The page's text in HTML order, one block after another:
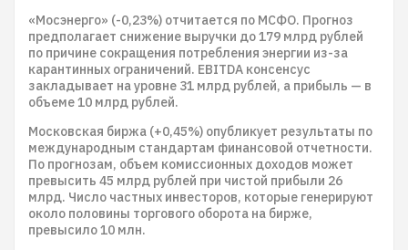
«Мосэнерго» (-0,23%) отчитается по МСФО. Прогноз
предполагает снижение выручки до 179 млрд рублей
по причине сокращения потребления энергии из-за
карантинных ограничений. EBITDA консенсус
закладывает на уровне 31 млрд рублей, а прибыль — в
объеме 10 млрд рублей.
Московская биржа (+0,45%) опубликует результаты по
международным стандартам финансовой отчетности.
По прогнозам, объем комиссионных доходов может
превысить 45 млрд рублей при чистой прибыли 26
млрд. Число частных инвесторов, которые генерируют
около половины торгового оборота на бирже,
превысило 10 млн.